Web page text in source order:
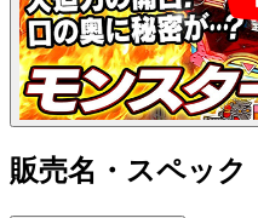
販売名・スペック